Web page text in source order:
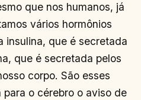
que nos humanos, já
vários hormônios
que é secretada
que é secretada pelos
corpo. São esses
o cérebro o aviso de